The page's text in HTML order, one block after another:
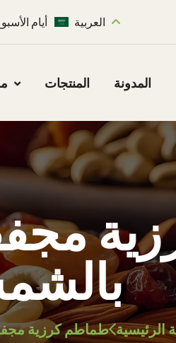
أيام الأسبوع 8:00 - العربية
المنتجات المدونة
طماطم كرزية الرئيسية